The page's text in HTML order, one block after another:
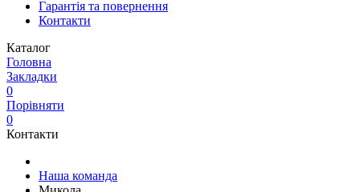
Гарантія та повернення
Контакти
Каталог
Головна
Закладки
0
Порівняти
0
Контакти
Наша команда